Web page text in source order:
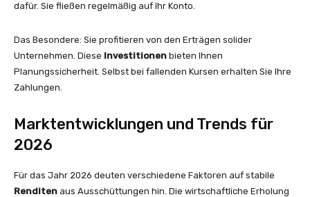
dafür. Sie fließen regelmäßig auf Ihr Konto.
Das Besondere: Sie profitieren von den Erträgen solider
Unternehmen. Diese Investitionen bieten Ihnen
Planungssicherheit. Selbst bei fallenden Kursen erhalten Sie Ihre
Zahlungen.
Marktentwicklungen und Trends für
2026
Für das Jahr 2026 deuten verschiedene Faktoren auf stabile
Renditen aus Ausschüttungen hin. Die wirtschaftliche Erholung